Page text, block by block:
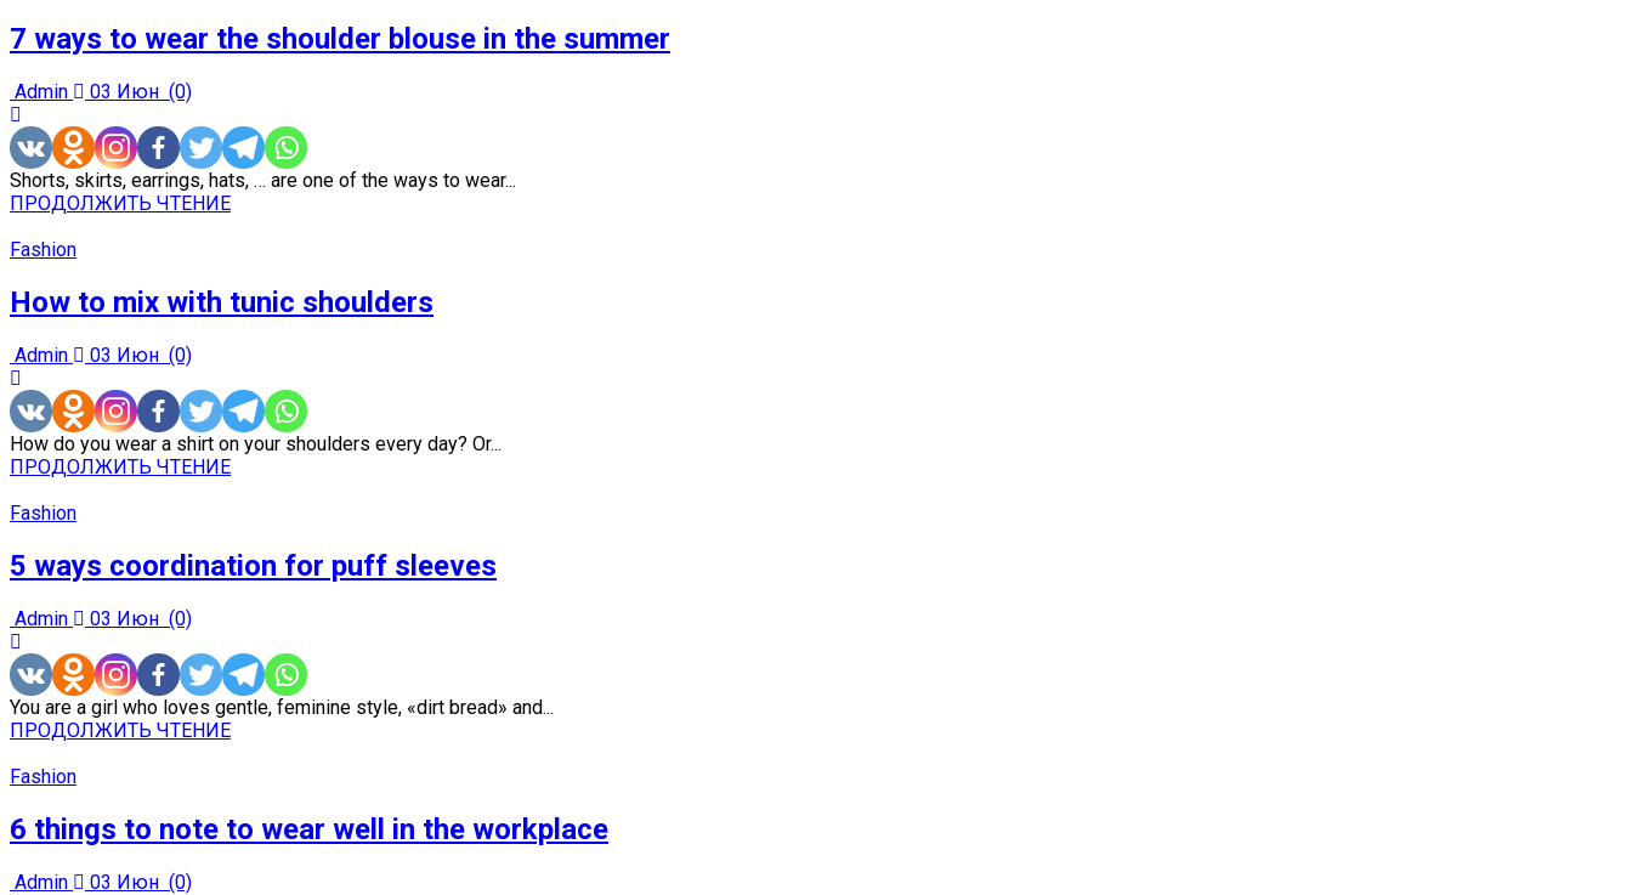
7 ways to wear the shoulder blouse in the summer
Admin 03 Июн (0)
Shorts, skirts, earrings, hats, … are one of the ways to wear...
ПРОДОЛЖИТЬ ЧТЕНИЕ
Fashion
How to mix with tunic shoulders
Admin 03 Июн (0)
How do you wear a shirt on your shoulders every day? Or...
ПРОДОЛЖИТЬ ЧТЕНИЕ
Fashion
5 ways coordination for puff sleeves
Admin 03 Июн (0)
You are a girl who loves gentle, feminine style, «dirt bread» and...
ПРОДОЛЖИТЬ ЧТЕНИЕ
Fashion
6 things to note to wear well in the workplace
Admin 03 Июн (0)